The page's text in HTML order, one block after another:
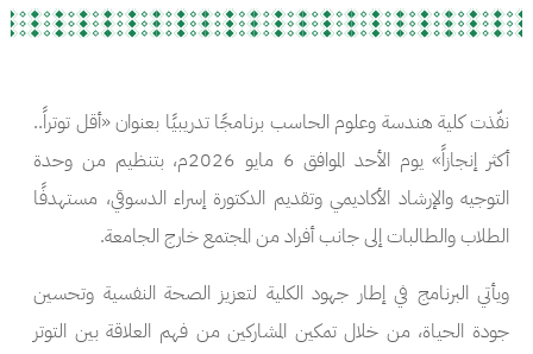
نفّذت كلية هندسة وعلوم الحاسب برنامجًا تدريبيًا بعنوان «أقل توتراً..
أكثر إنجازاً» يوم الأحد الموافق 6 مايو 2026م، بتنظيم من وحدة
التوجيه والإرشاد الأكاديمي وتقديم الدكتورة إسراء الدسوقي، مستهدفًا
الطلاب والطالبات إلى جانب أفراد من المجتمع خارج الجامعة.
ويأتي البرنامج في إطار جهود الكلية لتعزيز الصحة النفسية وتحسين
جودة الحياة، من خلال تمكين المشاركين من فهم العلاقة بين التوتر